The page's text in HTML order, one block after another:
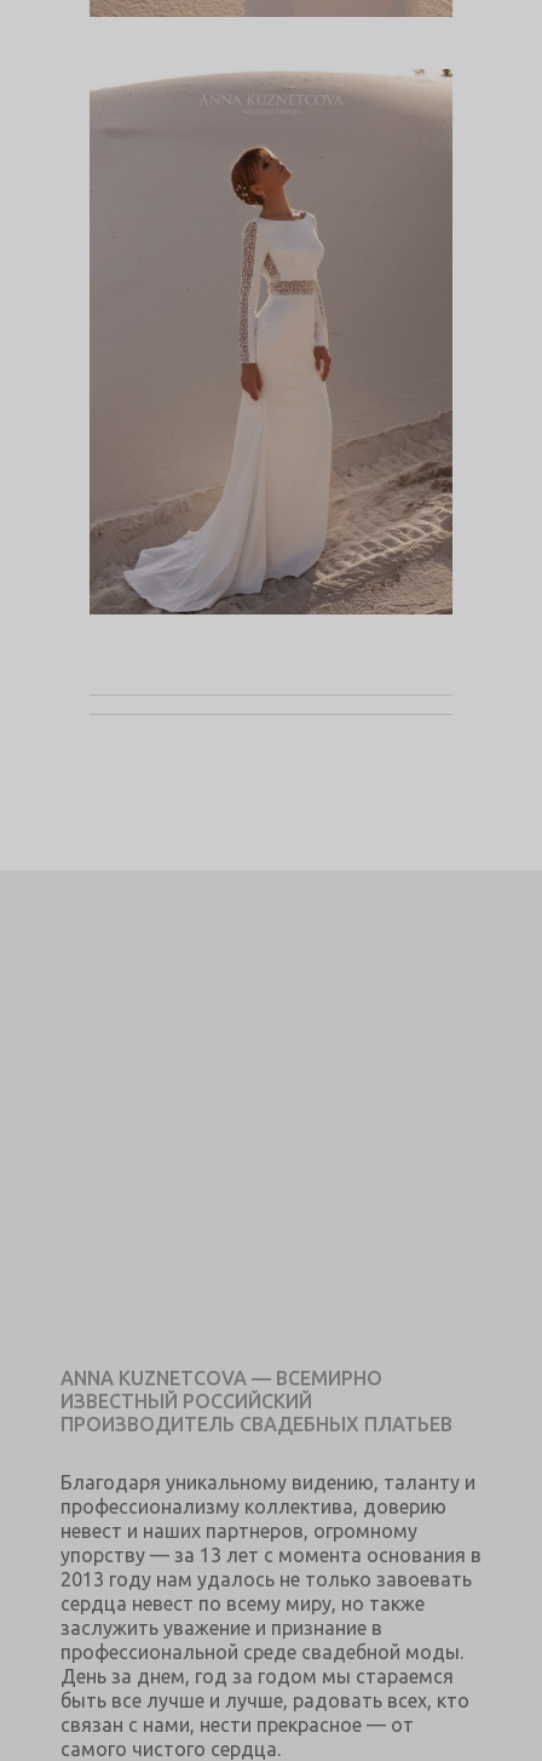
ANNA KUZNETCOVA — ВСЕМИРНО
ИЗВЕСТНЫЙ РОССИЙСКИЙ
ПРОИЗВОДИТЕЛЬ СВАДЕБНЫХ ПЛАТЬЕВ
Благодаря уникальному видению, таланту и
профессионализму коллектива, доверию
невест и наших партнеров, огромному
упорству — за 13 лет с момента основания в
2013 году нам удалось не только завоевать
сердца невест по всему миру, но также
заслужить уважение и признание в
профессиональной среде свадебной моды.
День за днем, год за годом мы стараемся
быть все лучше и лучше, радовать всех, кто
связан с нами, нести прекрасное — от
самого чистого сердца.